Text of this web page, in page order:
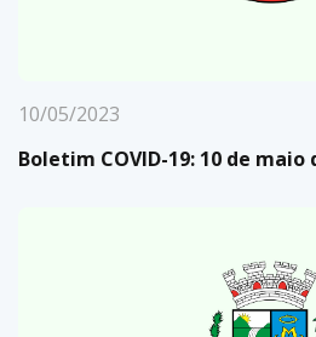
10/05/2023
Boletim COVID-19: 10 de maio